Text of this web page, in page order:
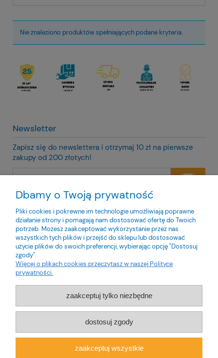
Nie znaleziono produktów spełniających podane kryteria.
Newsletter
Zapisz się do newslettera i otrzymaj 10 zł na pierwsze
zakupy od 200 złotych!
Twoje dane będą przetwarzane zgodnie z nasząpolityką
prywatności
Pomoc
Moje konto
Dbamy o Twoją prywatność
Pliki cookies i pokrewne im technologie umożliwiają poprawne
działanie strony i pomagają nam dostosować ofertę do Twoich
potrzeb. Możesz zaakceptować wykorzystanie przez nas
wszystkich tych plików i przejść do sklepu lub dostosować
użycie plików do swoich preferencji, wybierając opcję "Dostosuj
zgody".
Więcej o plikach cookies przeczytasz w naszej Polityce
prywatności.
zaakceptuj tylko niezbędne
dostosuj zgody
zaakceptuj wszystkie